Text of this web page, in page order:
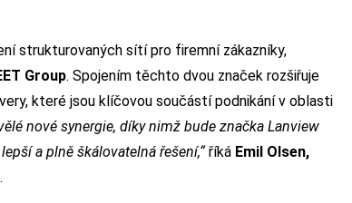
strukturovaných sítí pro firemní zákazníky,
Group. Spojením těchto dvou značek rozšiřuje
které jsou klíčovou součástí podnikání v oblasti
nové synergie, díky nimž bude značka Lanview
a plně škálovatelná řešení,“říká Emil Olsen,
.